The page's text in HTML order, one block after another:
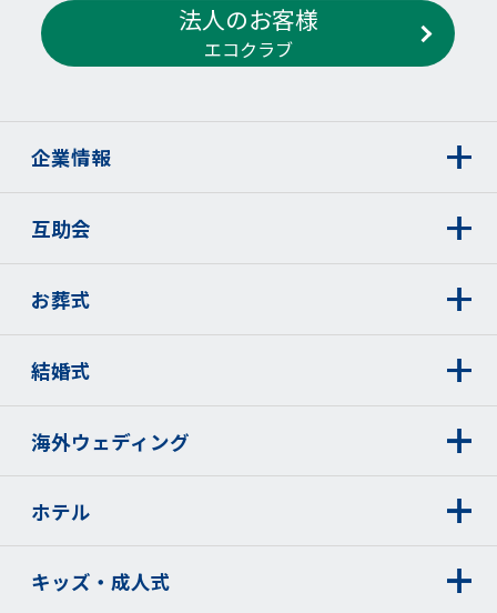
法人のお客様
エコクラブ
企業情報
互助会
お葬式
結婚式
海外ウェディング
ホテル
キッズ・成人式